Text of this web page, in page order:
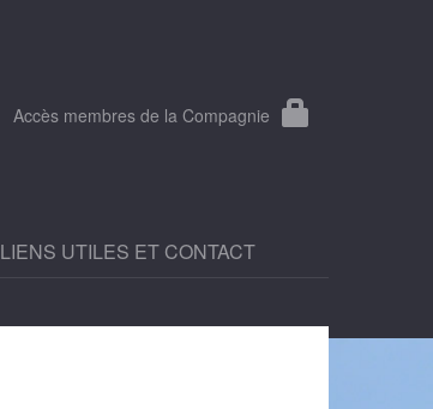
Accès membres de la Compagnie
LIENS UTILES ET CONTACT